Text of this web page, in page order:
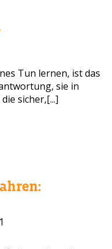
Tun lernen, ist das
sie in
sicher,[...]